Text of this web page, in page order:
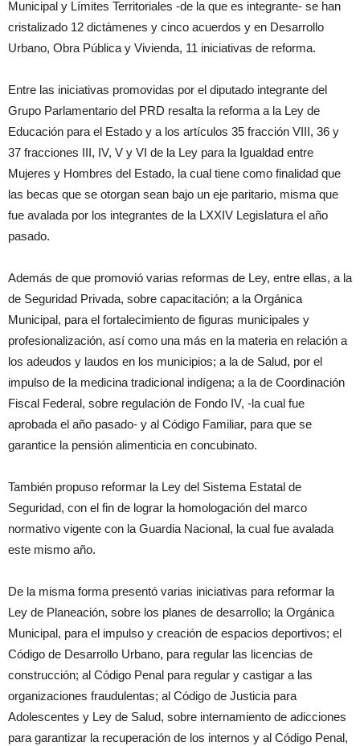
Municipal y Límites Territoriales -de la que es integrante- se han
cristalizado 12 dictámenes y cinco acuerdos y en Desarrollo
Urbano, Obra Pública y Vivienda, 11 iniciativas de reforma.
Entre las iniciativas promovidas por el diputado integrante del
Grupo Parlamentario del PRD resalta la reforma a la Ley de
Educación para el Estado y a los artículos 35 fracción VIII, 36 y
37 fracciones III, IV, V y VI de la Ley para la Igualdad entre
Mujeres y Hombres del Estado, la cual tiene como finalidad que
las becas que se otorgan sean bajo un eje paritario, misma que
fue avalada por los integrantes de la LXXIV Legislatura el año
pasado.
Además de que promovió varias reformas de Ley, entre ellas, a la
de Seguridad Privada, sobre capacitación; a la Orgánica
Municipal, para el fortalecimiento de figuras municipales y
profesionalización, así como una más en la materia en relación a
los adeudos y laudos en los municipios; a la de Salud, por el
impulso de la medicina tradicional indígena; a la de Coordinación
Fiscal Federal, sobre regulación de Fondo IV, -la cual fue
aprobada el año pasado- y al Código Familiar, para que se
garantice la pensión alimenticia en concubinato.
También propuso reformar la Ley del Sistema Estatal de
Seguridad, con el fin de lograr la homologación del marco
normativo vigente con la Guardia Nacional, la cual fue avalada
este mismo año.
De la misma forma presentó varias iniciativas para reformar la
Ley de Planeación, sobre los planes de desarrollo; la Orgánica
Municipal, para el impulso y creación de espacios deportivos; el
Código de Desarrollo Urbano, para regular las licencias de
construcción; al Código Penal para regular y castigar a las
organizaciones fraudulentas; al Código de Justicia para
Adolescentes y Ley de Salud, sobre internamiento de adicciones
para garantizar la recuperación de los internos y al Código Penal,